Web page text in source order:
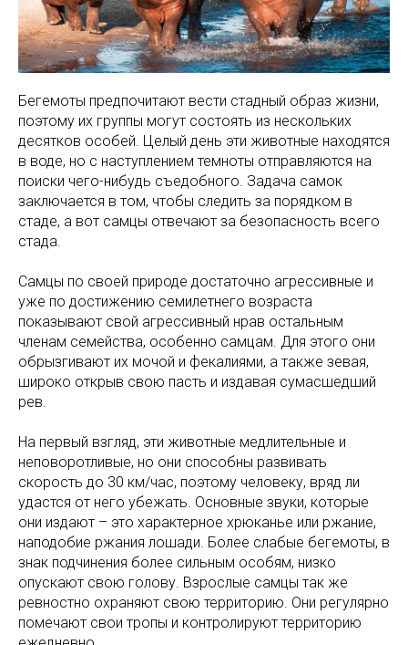
Бегемоты предпочитают вести стадный образ жизни,
поэтому их группы могут состоять из нескольких
десятков особей. Целый день эти животные находятся
в воде, но с наступлением темноты отправляются на
поиски чего-нибудь съедобного. Задача самок
заключается в том, чтобы следить за порядком в
стаде, а вот самцы отвечают за безопасность всего
стада.
Самцы по своей природе достаточно агрессивные и
уже по достижению семилетнего возраста
показывают свой агрессивный нрав остальным
членам семейства, особенно самцам. Для этого они
обрызгивают их мочой и фекалиями, а также зевая,
широко открыв свою пасть и издавая сумасшедший
рев.
На первый взгляд, эти животные медлительные и
неповоротливые, но они способны развивать
скорость до 30 км/час, поэтому человеку, вряд ли
удастся от него убежать. Основные звуки, которые
они издают – это характерное хрюканье или ржание,
наподобие ржания лошади. Более слабые бегемоты, в
знак подчинения более сильным особям, низко
опускают свою голову. Взрослые самцы так же
ревностно охраняют свою территорию. Они регулярно
помечают свои тропы и контролируют территорию